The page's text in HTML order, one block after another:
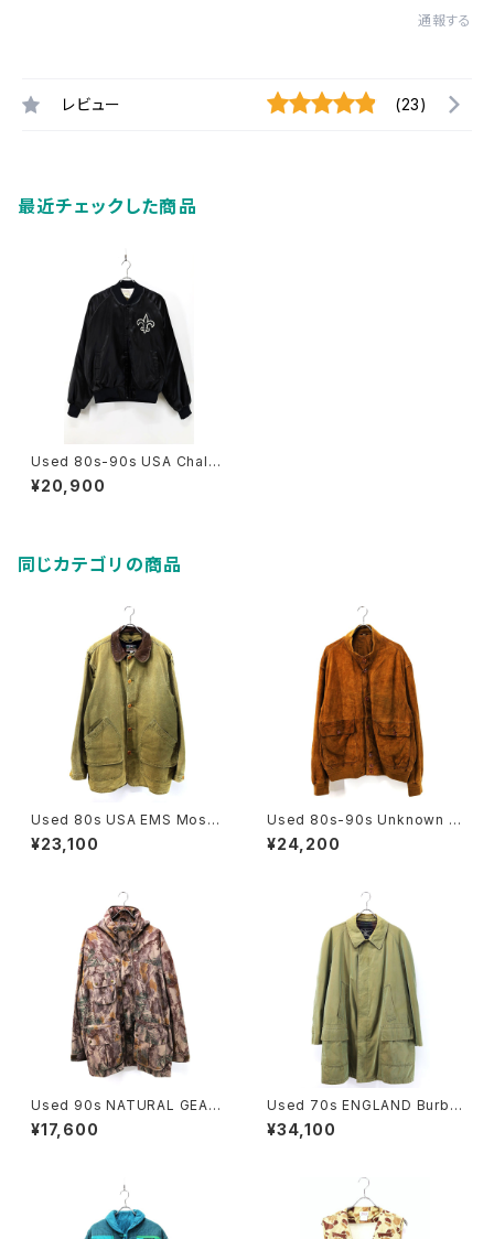
通報する
レビュー (23)
最近チェックした商品
Used 80s-90s USA Chalk
Line NFL New Orleans Sain
ts Black Nylon Blouson Ja
¥20,900
同じカテゴリの商品
Used 80s USA EMS Moss
Green Duck Cotton Huntin
g Field Jacket Size L 古着
¥23,100
Used 80s-90s Unknown B
rown Tanned Leather Valst
ar Jacket Size 58 XL 相当
¥24,200
Used 90s NATURAL GEAR
Beatiful Real Tree Camo F
ake Suede Mountain Parka
¥17,600
Used 70s ENGLAND Burbe
rrys Equivocal Balmacaan
Half Coat Size L 相当 古着
¥34,100